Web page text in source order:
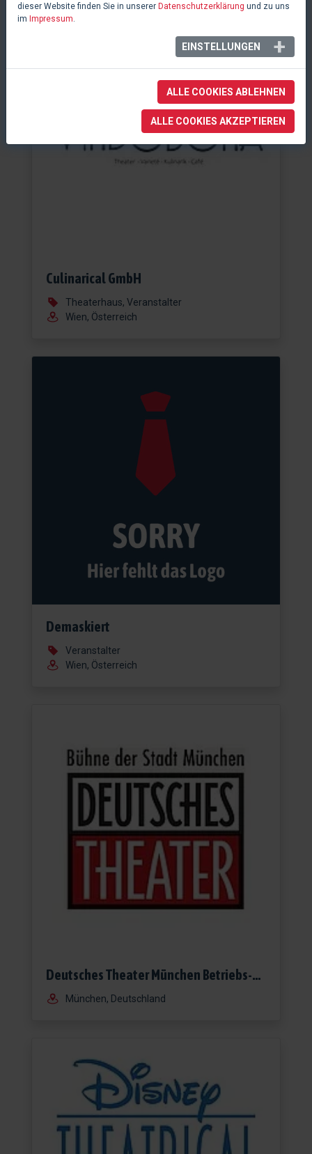
Culinarical GmbH
Theaterhaus, Veranstalter
Wien, Österreich
Demaskiert
Veranstalter
Wien, Österreich
Deutsches Theater München Betriebs-GmbH
München, Deutschland
dieser Website finden Sie in unserer Datenschutzerklärung und zu uns
im Impressum.
EINSTELLUNGEN
ALLE COOKIES ABLEHNEN
ALLE COOKIES AKZEPTIEREN